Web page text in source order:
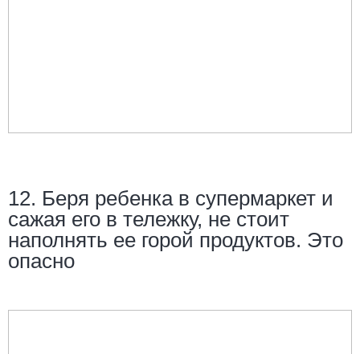
12. Беря ребенка в супермаркет и
сажая его в тележку, не стоит
наполнять ее горой продуктов. Это
опасно